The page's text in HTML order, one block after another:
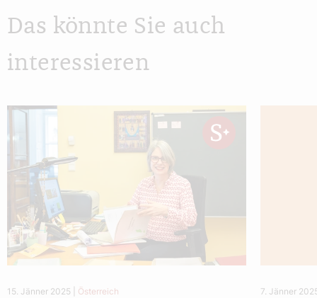
Das könnte Sie auch
interessieren
15. Jänner 2025 Österreich 7. Jänner